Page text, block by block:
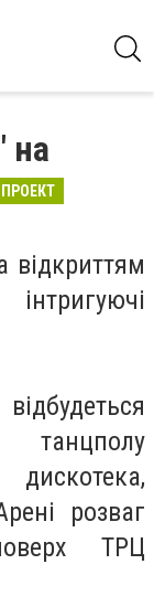
на
ПРОЕКТ
відкриттям
танцполу
розваг
ТРЦ